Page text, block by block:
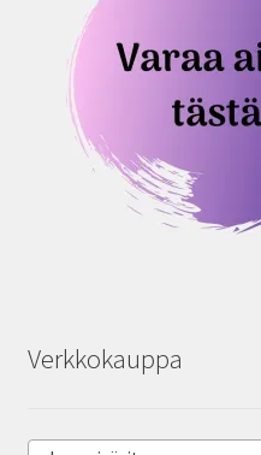
Verkkokauppa